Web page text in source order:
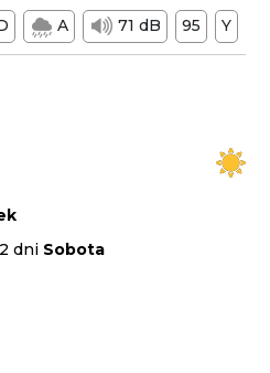
A 71 dB 95 Y
dni Sobota